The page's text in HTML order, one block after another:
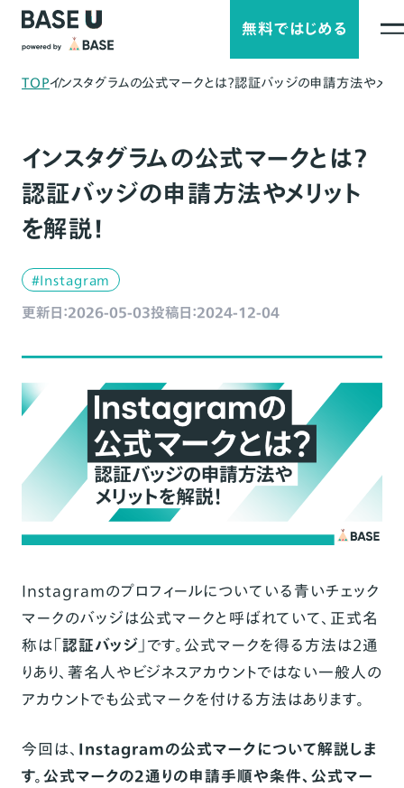
無料ではじめる
TOPインスタグラムの公式マークとは？認証バッジの申請方法やメリ
インスタグラムの公式マークとは？
認証バッジの申請方法やメリット
を解説！
#Instagram
更新日：2026-05-03投稿日：2024-12-04
Instagramのプロフィールについている青いチェック
マークのバッジは公式マークと呼ばれていて、正式名
称は「認証バッジ」です。公式マークを得る方法は2通
りあり、著名人やビジネスアカウントではない一般人の
アカウントでも公式マークを付ける方法はあります。
今回は、 Instagramの公式マークについて解説しま
す。公式マークの2通りの申請手順や条件、公式マー